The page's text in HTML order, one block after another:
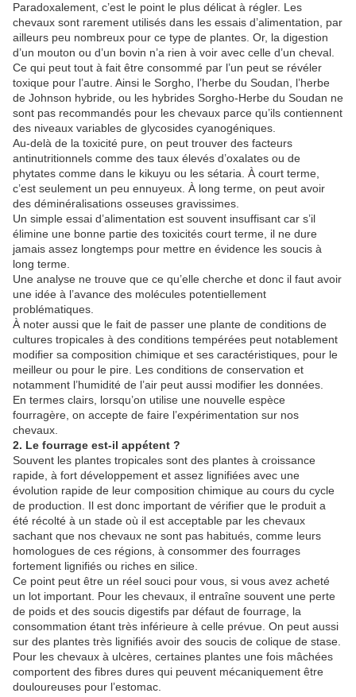
Paradoxalement, c’est le point le plus délicat à régler. Les
chevaux sont rarement utilisés dans les essais d’alimentation, par
ailleurs peu nombreux pour ce type de plantes. Or, la digestion
d’un mouton ou d’un bovin n’a rien à voir avec celle d’un cheval.
Ce qui peut tout à fait être consommé par l’un peut se révéler
toxique pour l’autre. Ainsi le Sorgho, l’herbe du Soudan, l’herbe
de Johnson hybride, ou les hybrides Sorgho-Herbe du Soudan ne
sont pas recommandés pour les chevaux parce qu’ils contiennent
des niveaux variables de glycosides cyanogéniques.
Au-delà de la toxicité pure, on peut trouver des facteurs
antinutritionnels comme des taux élevés d’oxalates ou de
phytates comme dans le kikuyu ou les sétaria. À court terme,
c’est seulement un peu ennuyeux. À long terme, on peut avoir
des déminéralisations osseuses gravissimes.
Un simple essai d’alimentation est souvent insuffisant car s’il
élimine une bonne partie des toxicités court terme, il ne dure
jamais assez longtemps pour mettre en évidence les soucis à
long terme.
Une analyse ne trouve que ce qu’elle cherche et donc il faut avoir
une idée à l’avance des molécules potentiellement
problématiques.
À noter aussi que le fait de passer une plante de conditions de
cultures tropicales à des conditions tempérées peut notablement
modifier sa composition chimique et ses caractéristiques, pour le
meilleur ou pour le pire. Les conditions de conservation et
notamment l’humidité de l’air peut aussi modifier les données.
En termes clairs, lorsqu’on utilise une nouvelle espèce
fourragère, on accepte de faire l’expérimentation sur nos
chevaux.
2. Le fourrage est-il appétent ?
Souvent les plantes tropicales sont des plantes à croissance
rapide, à fort développement et assez lignifiées avec une
évolution rapide de leur composition chimique au cours du cycle
de production. Il est donc important de vérifier que le produit a
été récolté à un stade où il est acceptable par les chevaux
sachant que nos chevaux ne sont pas habitués, comme leurs
homologues de ces régions, à consommer des fourrages
fortement lignifiés ou riches en silice.
Ce point peut être un réel souci pour vous, si vous avez acheté
un lot important. Pour les chevaux, il entraîne souvent une perte
de poids et des soucis digestifs par défaut de fourrage, la
consommation étant très inférieure à celle prévue. On peut aussi
sur des plantes très lignifiés avoir des soucis de colique de stase.
Pour les chevaux à ulcères, certaines plantes une fois mâchées
comportent des fibres dures qui peuvent mécaniquement être
douloureuses pour l’estomac.